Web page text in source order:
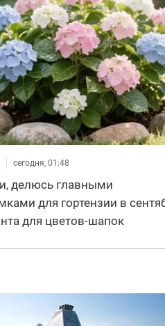
сегодня, 01:48
делюсь главными
для гортензии в
для цветов-шапок